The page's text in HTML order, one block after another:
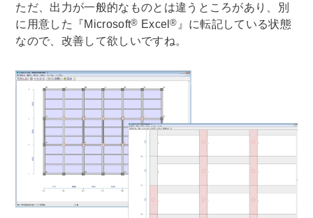
ただ、出力が一般的なものとは違うところがあり、別
に用意した『Microsoft® Excel® 』に転記している状態
なので、改善して欲しいですね。